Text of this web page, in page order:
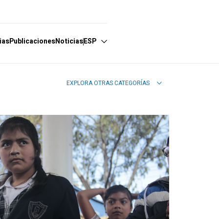
PublicacionesNoticiasESP
Português
EXPLORA OTRAS CATEGORÍAS